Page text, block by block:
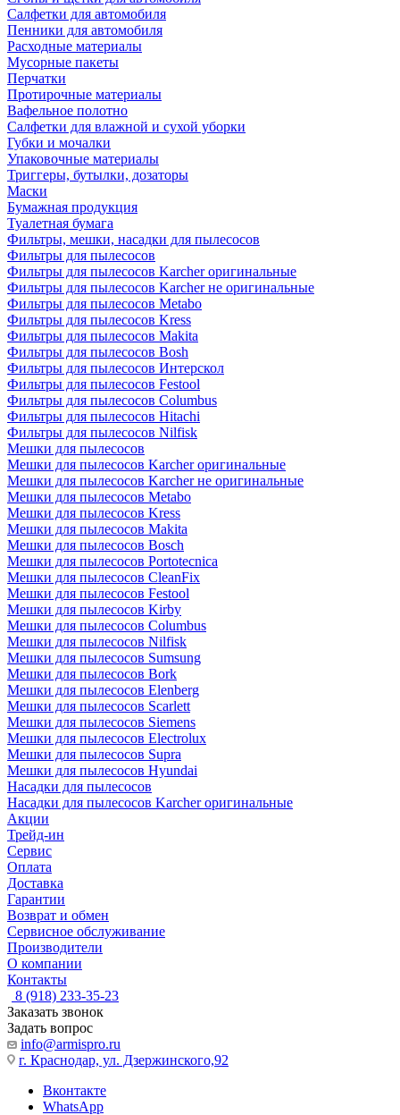
Салфетки для автомобиля
Пенники для автомобиля
Расходные материалы
Мусорные пакеты
Перчатки
Протирочные материалы
Вафельное полотно
Салфетки для влажной и сухой уборки
Губки и мочалки
Упаковочные материалы
Триггеры, бутылки, дозаторы
Маски
Бумажная продукция
Туалетная бумага
Фильтры, мешки, насадки для пылесосов
Фильтры для пылесосов
Фильтры для пылесосов Karcher оригинальные
Фильтры для пылесосов Karcher не оригинальные
Фильтры для пылесосов Metabo
Фильтры для пылесосов Kress
Фильтры для пылесосов Makita
Фильтры для пылесосов Bosh
Фильтры для пылесосов Интерскол
Фильтры для пылесосов Festool
Фильтры для пылесосов Columbus
Фильтры для пылесосов Hitachi
Фильтры для пылесосов Nilfisk
Мешки для пылесосов
Мешки для пылесосов Karcher оригинальные
Мешки для пылесосов Karcher не оригинальные
Мешки для пылесосов Metabo
Мешки для пылесосов Kress
Мешки для пылесосов Makita
Мешки для пылесосов Bosch
Мешки для пылесосов Portotecnica
Мешки для пылесосов CleanFix
Мешки для пылесосов Festool
Мешки для пылесосов Kirby
Мешки для пылесосов Columbus
Мешки для пылесосов Nilfisk
Мешки для пылесосов Sumsung
Мешки для пылесосов Bork
Мешки для пылесосов Elenberg
Мешки для пылесосов Scarlett
Мешки для пылесосов Siemens
Мешки для пылесосов Electrolux
Мешки для пылесосов Supra
Мешки для пылесосов Hyundai
Насадки для пылесосов
Насадки для пылесосов Karcher оригинальные
Акции
Трейд-ин
Сервис
Оплата
Доставка
Гарантии
Возврат и обмен
Сервисное обслуживание
Производители
О компании
Контакты
8 (918) 233-35-23
Заказать звонок
Задать вопрос
info@armispro.ru
г. Краснодар, ул. Дзержинского,92
Вконтакте
WhatsApp